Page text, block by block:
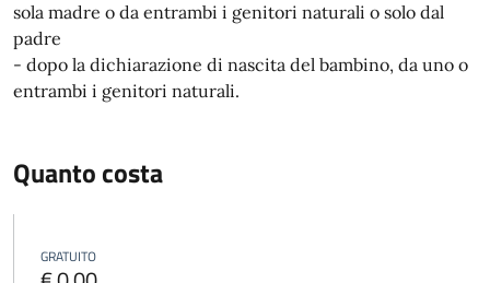
sola madre o da entrambi i genitori naturali o solo dal
padre
- dopo la dichiarazione di nascita del bambino, da uno o
entrambi i genitori naturali.
Quanto costa
GRATUITO